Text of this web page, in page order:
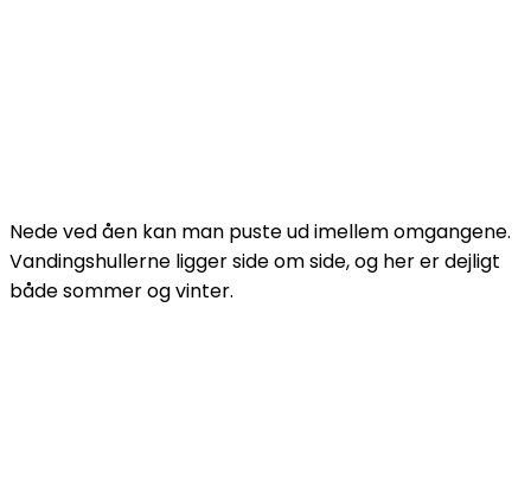
Nede ved åen kan man puste ud imellem omgangene.
Vandingshullerne ligger side om side, og her er dejligt
både sommer og vinter.